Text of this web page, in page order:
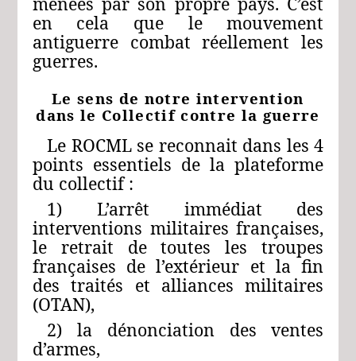
en cela que le mouvement
antiguerre combat réellement les
guerres.
Le sens de notre intervention
dans le Collectif contre la guerre
Le ROCML se reconnait dans les 4
points essentiels de la plateforme
du collectif :
1) L’arrêt immédiat des
interventions militaires françaises,
le retrait de toutes les troupes
françaises de l’extérieur et la fin
des traités et alliances militaires
(OTAN),
2) la dénonciation des ventes
d’armes,